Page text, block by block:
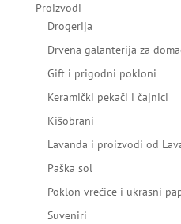
Proizvodi
Drogerija
Drvena galanterija za
Gift i prigodni pokloni
Keramički pekači i čajnici
Kišobrani
Lavanda i proizvodi od
Paška sol
Poklon vrećice i ukrasni
Suveniri